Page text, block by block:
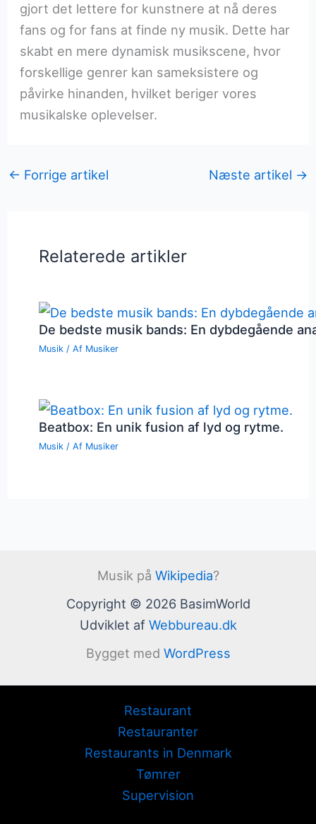
gjort det lettere for kunstnere at nå deres
fans og for fans at finde ny musik. Dette har
skabt en mere dynamisk musikscene, hvor
forskellige genrer kan sameksistere og
påvirke hinanden, hvilket beriger vores
musikalske oplevelser.
← Forrige artikel Næste artikel →
Relaterede artikler
De bedste musik bands: En dybdegående
Musik / Af Musiker
Beatbox: En unik fusion af lyd og rytme.
Musik / Af Musiker
Musik på Wikipedia?
Copyright © 2026 BasimWorld
Udviklet af Webbureau.dk
Bygget med WordPress
Restaurant
Restauranter
Restaurants in Denmark
Tømrer
Supervision